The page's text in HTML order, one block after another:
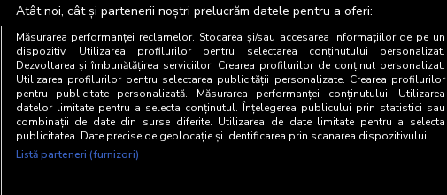
Atât noi, cât și partenerii noștri prelucrăm datele pentru a oferi:
Măsurarea performanței reclamelor. Stocarea și/sau accesarea informațiilor de pe un
dispozitiv. Utilizarea profilurilor pentru selectarea conținutului personalizat.
Dezvoltarea și îmbunătățirea serviciilor. Crearea profilurilor de conținut personalizat.
Utilizarea profilurilor pentru selectarea publicității personalizate. Crearea profilurilor
pentru publicitate personalizată. Măsurarea performanței conținutului. Utilizarea
datelor limitate pentru a selecta conținutul. Înțelegerea publicului prin statistici sau
combinații de date din surse diferite. Utilizarea de date limitate pentru a selecta
publicitatea. Date precise de geolocație și identificarea prin scanarea dispozitivului.
Listă parteneri (furnizori)